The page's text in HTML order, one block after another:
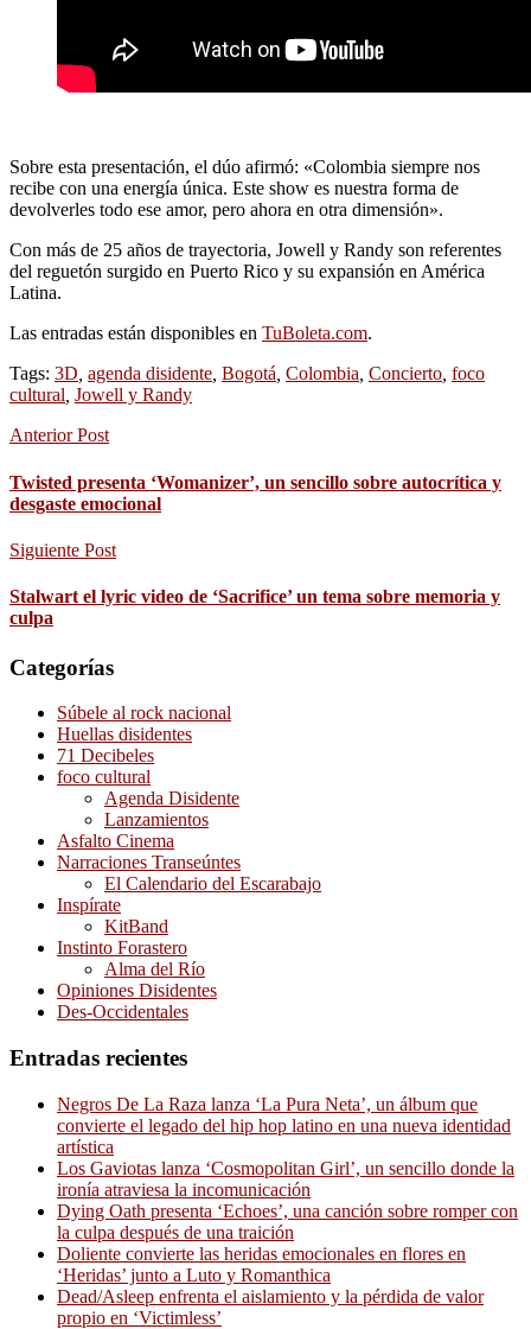
Sobre esta presentación, el dúo afirmó: «Colombia siempre nos
recibe con una energía única. Este show es nuestra forma de
devolverles todo ese amor, pero ahora en otra dimensión».
Con más de 25 años de trayectoria, Jowell y Randy son referentes
del reguetón surgido en Puerto Rico y su expansión en América
Latina.
Las entradas están disponibles en TuBoleta.com.
Tags: 3D, agenda disidente, Bogotá, Colombia, Concierto, foco
cultural, Jowell y Randy
Anterior Post
Twisted presenta ‘Womanizer’, un sencillo sobre autocrítica y
desgaste emocional
Siguiente Post
Stalwart el lyric video de ‘Sacrifice’ un tema sobre memoria y
culpa
Categorías
Súbele al rock nacional
Huellas disidentes
71 Decibeles
foco cultural
Agenda Disidente
Lanzamientos
Asfalto Cinema
Narraciones Transeúntes
El Calendario del Escarabajo
Inspírate
KitBand
Instinto Forastero
Alma del Río
Opiniones Disidentes
Des-Occidentales
Entradas recientes
Negros De La Raza lanza ‘La Pura Neta’, un álbum que
convierte el legado del hip hop latino en una nueva identidad
artística
Los Gaviotas lanza ‘Cosmopolitan Girl’, un sencillo donde la
ironía atraviesa la incomunicación
Dying Oath presenta ‘Echoes’, una canción sobre romper con
la culpa después de una traición
Doliente convierte las heridas emocionales en flores en
‘Heridas’ junto a Luto y Romanthica
Dead/Asleep enfrenta el aislamiento y la pérdida de valor
propio en ‘Victimless’